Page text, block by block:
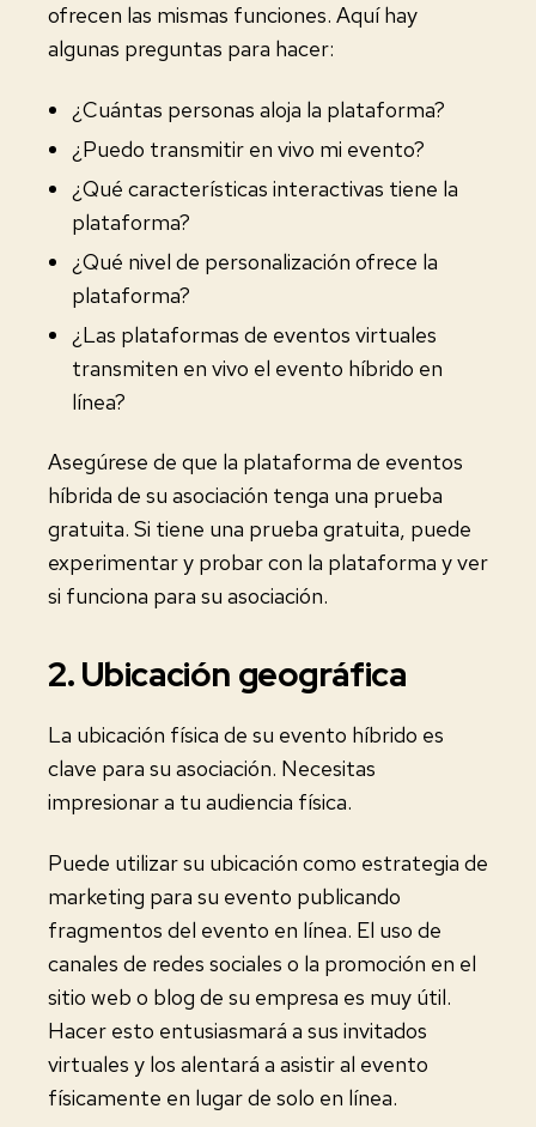
ofrecen las mismas funciones. Aquí hay
algunas preguntas para hacer:
¿Cuántas personas aloja la plataforma?
¿Puedo transmitir en vivo mi evento?
¿Qué características interactivas tiene la
plataforma?
¿Qué nivel de personalización ofrece la
plataforma?
¿Las plataformas de eventos virtuales
transmiten en vivo el evento híbrido en
línea?
Asegúrese de que la plataforma de eventos
híbrida de su asociación tenga una prueba
gratuita. Si tiene una prueba gratuita, puede
experimentar y probar con la plataforma y ver
si funciona para su asociación.
2. Ubicación geográfica
La ubicación física de su evento híbrido es
clave para su asociación. Necesitas
impresionar a tu audiencia física.
Puede utilizar su ubicación como estrategia de
marketing para su evento publicando
fragmentos del evento en línea. El uso de
canales de redes sociales o la promoción en el
sitio web o blog de su empresa es muy útil.
Hacer esto entusiasmará a sus invitados
virtuales y los alentará a asistir al evento
físicamente en lugar de solo en línea.